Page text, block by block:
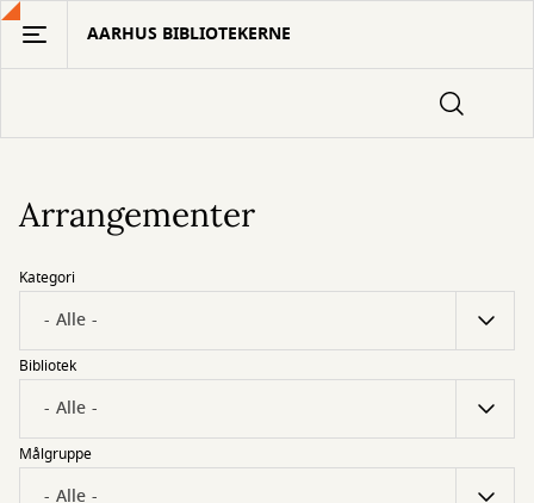
Gå
hovedindhold
AARHUS BIBLIOTEKERNE
Arrangementer
Kategori
Bibliotek
Målgruppe